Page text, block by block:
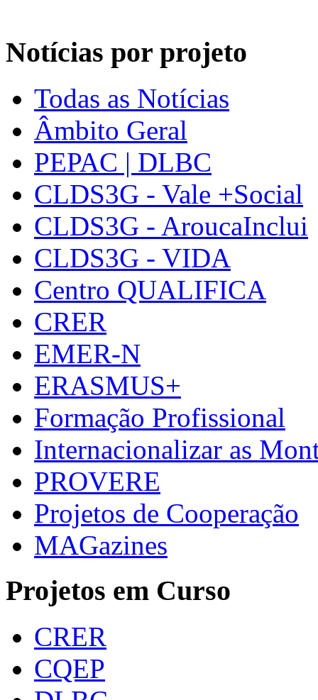
Notícias por projeto
Todas as Notícias
Âmbito Geral
PEPAC | DLBC
CLDS3G - Vale +Social
CLDS3G - AroucaInclui
CLDS3G - VIDA
Centro QUALIFICA
CRER
EMER-N
ERASMUS+
Formação Profissional
Internacionalizar as
PROVERE
Projetos de Cooperação
MAGazines
Projetos em Curso
CRER
CQEP